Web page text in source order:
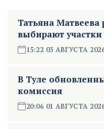
Татьяна Матвеева
выбирают
15:22 03 АВГУСТА
В Туле
комиссия
20:06 01 АВГУСТА